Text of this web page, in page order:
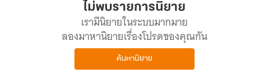
ไม่พบรายการนิยาย
เรามีนิยายในระบบมากมาย
ลองมาหานิยายเรื่องโปรดของคุณกัน
ค้นหานิยาย